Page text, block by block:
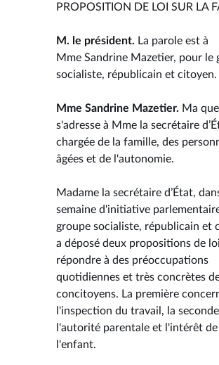
PROPOSITION DE LOI SUR LA
M. le président. La parole est à
Mme Sandrine Mazetier, pour le
socialiste, républicain et citoyen.
Mme Sandrine Mazetier. Ma
s'adresse à Mme la secrétaire
chargée de la famille, des
âgées et de l'autonomie.
Madame la secrétaire d’État,
semaine d'initiative
groupe socialiste, républicain et
a déposé deux propositions de
répondre à des préoccupations
quotidiennes et très concrètes
concitoyens. La première
l'inspection du travail, la seconde
l'autorité parentale et l'intérêt de
l'enfant.